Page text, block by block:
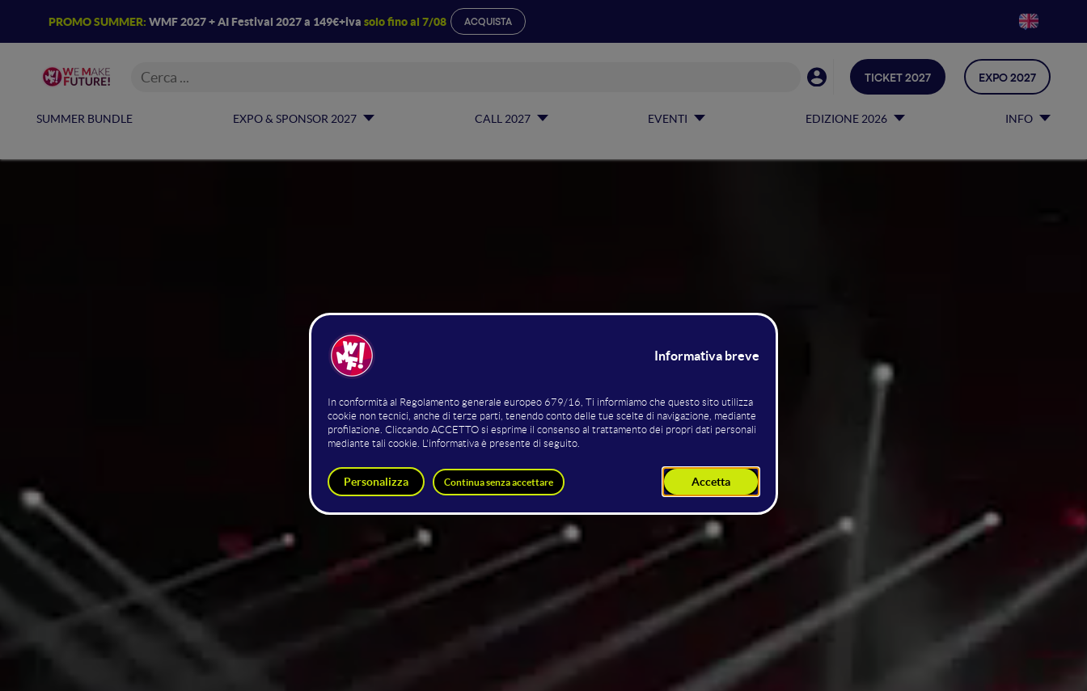
PROMO SUMMER: WMF 2027 + AI Festival 2027 a 149€+iva solo fino al 7/08 ACQUISTA
SUMMER BUNDLE EXPO & SPONSOR 2027 CALL 2027 EVENTI EDIZIONE 2026 INFO
TICKET 2027 EXPO 2027